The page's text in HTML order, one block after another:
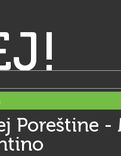
Poreštine -